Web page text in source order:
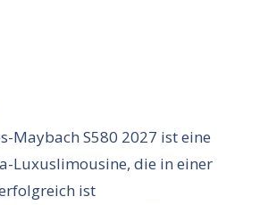
Maybach S580 2027 ist eine
Luxuslimousine, die in einer
ist